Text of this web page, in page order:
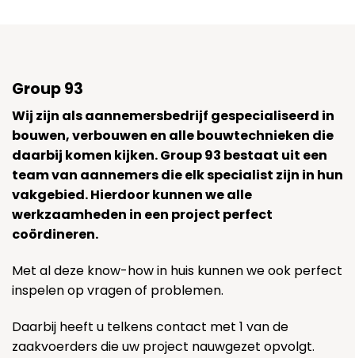
Group 93
Wij zijn als aannemersbedrijf gespecialiseerd in
bouwen, verbouwen en alle bouwtechnieken die
daarbij komen kijken. Group 93 bestaat uit een
team van aannemers die elk specialist zijn in hun
vakgebied. Hierdoor kunnen we alle
werkzaamheden in een project perfect
coördineren.
Met al deze know-how in huis kunnen we ook perfect
inspelen op vragen of problemen.
Daarbij heeft u telkens contact met 1 van de
zaakvoerders die uw project nauwgezet opvolgt.